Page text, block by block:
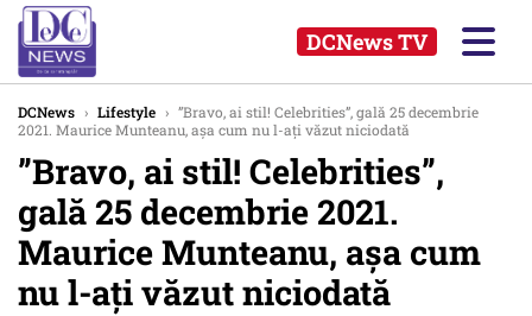
DCNews TV
DCNews › Lifestyle › ”Bravo, ai stil! Celebrities”, gală 25 decembrie
2021. Maurice Munteanu, așa cum nu l-ați văzut niciodată
”Bravo, ai stil! Celebrities”,
gală 25 decembrie 2021.
Maurice Munteanu, așa cum
nu l-ați văzut niciodată